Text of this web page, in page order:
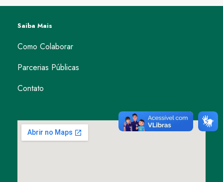
Saiba Mais
Como Colaborar
Parcerias Públicas
Contato